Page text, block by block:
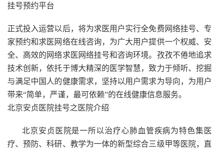
挂号预约平台
正式投入运营以后，将为求医用户实行全免费网络挂号、专
家预约和求医网络在线咨询，为广大用户提供一个权威、安
全、高效的网络求医网络挂号和咨询环境。孜孜不倦地追求
技术创新，依托于博大精深的医学智慧，致力于倾听、挖掘
与满足中国人的健康需求，坚持以用户需求为导向，为用户
带来“简单，严谨，最可依赖”的在线健康信息服务。
北京安贞医院挂号之医院介绍
北京安贞医院是一所以治疗心肺血管疾病为特色集医
疗、预防、科研、教学为一体的新型综合三级甲等医院，直